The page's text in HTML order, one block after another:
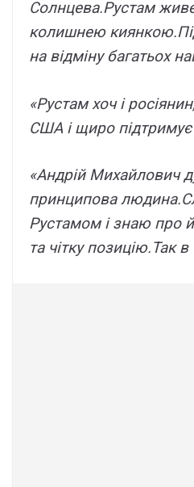
Солнцева.Рустам
колишнею
на відміну багатьох
«Рустам хоч і
США і щиро підтримує
«Андрій Михайлович
принципова
Рустамом і знаю про
та чітку позицію.Так